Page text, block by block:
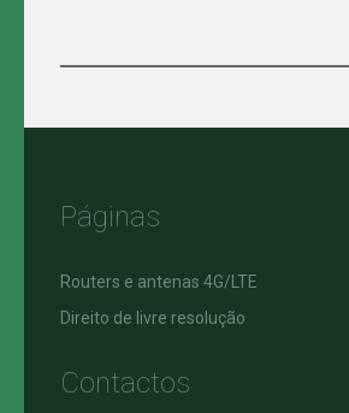
Páginas
Routers e antenas 4G/LTE
Direito de livre resolução
Contactos